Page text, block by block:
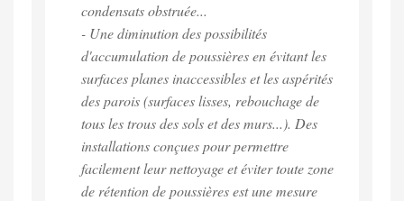
condensats obstruée...
- Une diminution des possibilités
d'accumulation de poussières en évitant les
surfaces planes inaccessibles et les aspérités
des parois (surfaces lisses, rebouchage de
tous les trous des sols et des murs...). Des
installations conçues pour permettre
facilement leur nettoyage et éviter toute zone
de rétention de poussières est une mesure